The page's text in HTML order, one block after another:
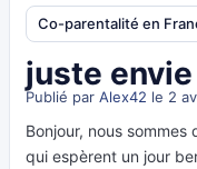
Co-parentalité en
juste
Publié par Alex42 le 2
Bonjour, nous sommes
qui espèrent un jour